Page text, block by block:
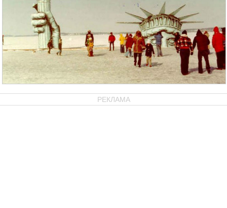
РЕКЛАМА